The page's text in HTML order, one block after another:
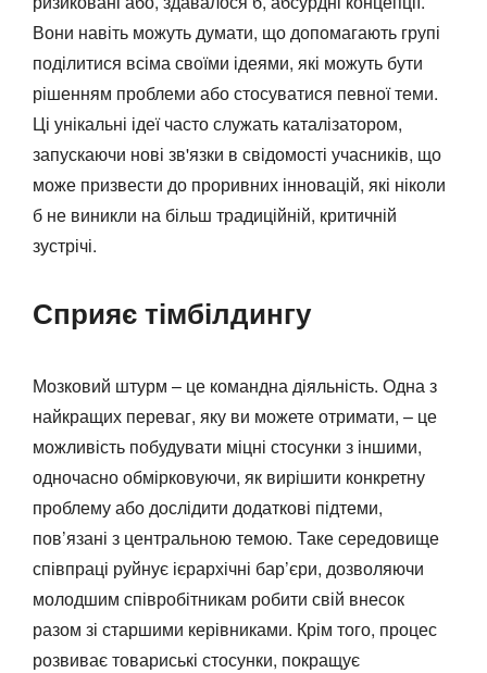
Вони навіть можуть думати, що допомагають групі
поділитися всіма своїми ідеями, які можуть бути
рішенням проблеми або стосуватися певної теми.
Ці унікальні ідеї часто служать каталізатором,
запускаючи нові зв'язки в свідомості учасників, що
може призвести до проривних інновацій, які ніколи
б не виникли на більш традиційній, критичній
зустрічі.
Сприяє тімбілдингу
Мозковий штурм – це командна діяльність. Одна з
найкращих переваг, яку ви можете отримати, – це
можливість побудувати міцні стосунки з іншими,
одночасно обмірковуючи, як вирішити конкретну
проблему або дослідити додаткові підтеми,
пов’язані з центральною темою. Таке середовище
співпраці руйнує ієрархічні бар’єри, дозволяючи
молодшим співробітникам робити свій внесок
разом зі старшими керівниками. Крім того, процес
розвиває товариські стосунки, покращує